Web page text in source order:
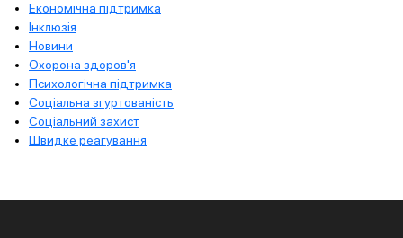
Економічна підтримка
Інклюзія
Новини
Охорона здоров'я
Психологічна підтримка
Соціальна згуртованість
Соціальний захист
Швидке реагування